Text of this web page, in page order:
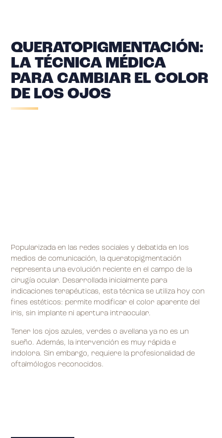
QUERATOPIGMENTACIÓN:
LA TÉCNICA MÉDICA
PARA CAMBIAR EL COLOR
DE LOS OJOS
Popularizada en las redes sociales y debatida en los
medios de comunicación, la queratopigmentación
representa una evolución reciente en el campo de la
cirugía ocular. Desarrollada inicialmente para
indicaciones terapéuticas, esta técnica se utiliza hoy con
fines estéticos: permite modificar el color aparente del
iris, sin implante ni apertura intraocular.
Tener los ojos azules, verdes o avellana ya no es un
sueño. Además, la intervención es muy rápida e
indolora. Sin embargo, requiere la profesionalidad de
oftalmólogos reconocidos.